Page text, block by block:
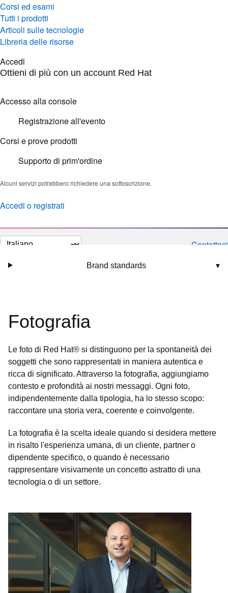
Corsi ed esami
Tutti i prodotti
Articoli sulle tecnologie
Libreria delle risorse
Accedi
Ottieni di più con un account Red Hat
Accesso alla console
Registrazione all'evento
Corsi e prove prodotti
Supporto di prim'ordine
Alcuni servizi potrebbero richiedere una sottoscrizione.
Accedi o registrati
Cambia
Contattaci
Brand standards ▾
Fotografia
Le foto di Red Hat® si distinguono per la spontaneità dei
soggetti che sono rappresentati in maniera autentica e
ricca di significato. Attraverso la fotografia, aggiungiamo
contesto e profondità ai nostri messaggi. Ogni foto,
indipendentemente dalla tipologia, ha lo stesso scopo:
raccontare una storia vera, coerente e coinvolgente.
La fotografia è la scelta ideale quando si desidera mettere
in risalto l'esperienza umana, di un cliente, partner o
dipendente specifico, o quando è necessario
rappresentare visivamente un concetto astratto di una
tecnologia o di un settore.